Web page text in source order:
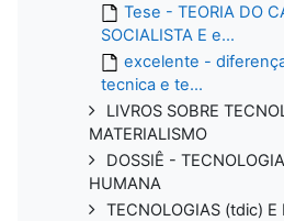
Tese - TEORIA DO
SOCIALISTA E e...
excelente -
tecnica e te...
LIVROS SOBRE
MATERIALISMO
DOSSIÊ -
HUMANA
TECNOLOGIAS (tdic) E